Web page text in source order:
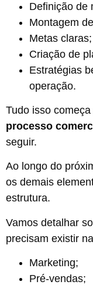
Definição de
Montagem
Metas claras;
Criação de
Estratégias
operação.
Tudo isso
processo
seguir.
Ao longo do
os demais
estrutura.
Vamos detalhar
precisam existir
Marketing;
Pré-vendas;